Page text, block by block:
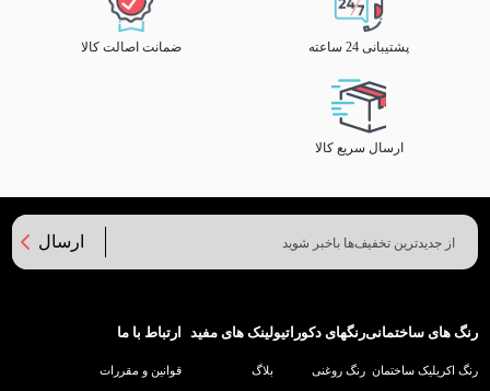
پشتیبانی 24 ساعته ضمانت اصالت کالا
ارسال سریع کالا
ارسال
رنگ های ساختمانی
رنگ اکریلیک ساختمان
رنگهای دکوراتیو
رنگ روغنی
لینک های مفید
بلاگ
ارتباط با ما
قوانین و مقررات